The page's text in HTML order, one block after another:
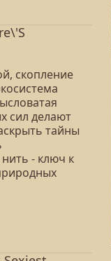
скопление
сил делают
тайны
- ключ к